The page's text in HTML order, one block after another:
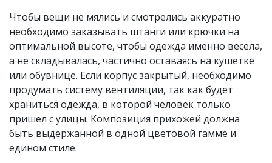
Чтобы вещи не мялись и смотрелись аккуратно
необходимо заказывать штанги или крючки на
оптимальной высоте, чтобы одежда именно весела,
а не складывалась, частично оставаясь на кушетке
или обувнице. Если корпус закрытый, необходимо
продумать систему вентиляции, так как будет
храниться одежда, в которой человек только
пришел с улицы. Композиция прихожей должна
быть выдержанной в одной цветовой гамме и
едином стиле.